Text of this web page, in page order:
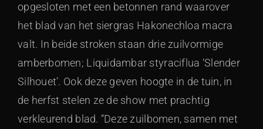
opgesloten met een betonnen rand waarover
het blad van het siergras Hakonechloa macra
valt. In beide stroken staan drie zuilvormige
amberbomen; Liquidambar styraciflua ‘Slender
Silhouet’. Ook deze geven hoogte in de tuin, in
de herfst stelen ze de show met prachtig
verkleurend blad. “Deze zuilbomen, samen met